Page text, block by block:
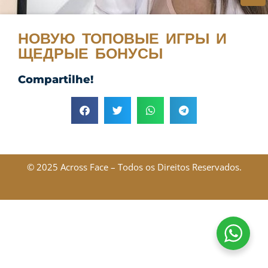
НОВУЮ ТОПОВЫЕ ИГРЫ И
ЩЕДРЫЕ БОНУСЫ
Compartilhe!
© 2025 Across Face – Todos os Direitos Reservados.